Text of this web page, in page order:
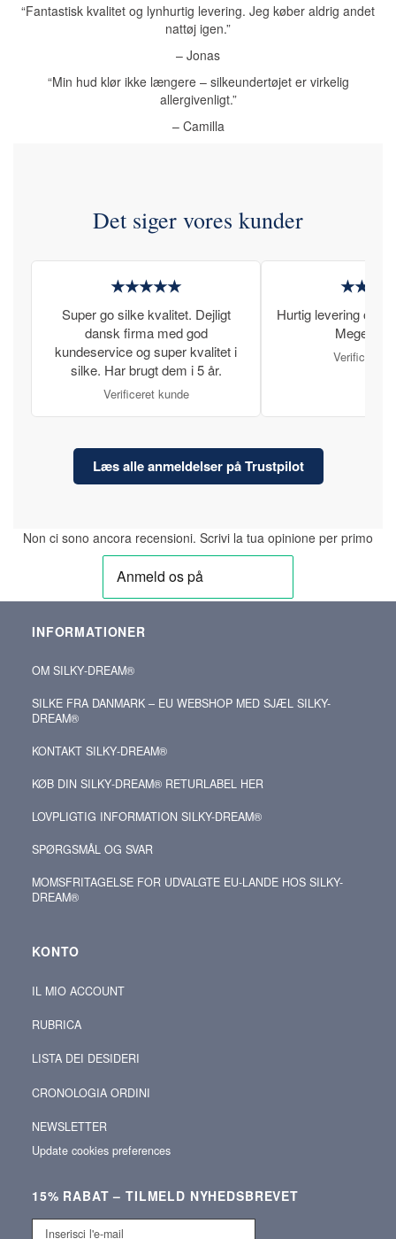
“Fantastisk kvalitet og lynhurtig levering. Jeg køber aldrig andet
nattøj igen.”
– Jonas
“Min hud klør ikke længere – silkeundertøjet er virkelig
allergivenligt.”
– Camilla
Det siger vores kunder
★★★★★
Super go silke kvalitet. Dejligt
dansk firma med god
kundeservice og super kvalitet i
silke. Har brugt dem i 5 år.
Verificeret kunde
Hurtig levering og
Meget
Verificeret
Læs alle anmeldelser på Trustpilot
Non ci sono ancora recensioni. Scrivi la tua opinione per primo
INFORMATIONER
OM SILKY‑DREAM®
SILKE FRA DANMARK – EU WEBSHOP MED SJÆL SILKY-
DREAM®
KONTAKT SILKY‑DREAM®
KØB DIN SILKY‑DREAM® RETURLABEL HER
LOVPLIGTIG INFORMATION SILKY-DREAM®
SPØRGSMÅL OG SVAR
MOMSFRITAGELSE FOR UDVALGTE EU-LANDE HOS SILKY-
DREAM®
KONTO
IL MIO ACCOUNT
RUBRICA
LISTA DEI DESIDERI
CRONOLOGIA ORDINI
NEWSLETTER
Update cookies preferences
15% RABAT – TILMELD NYHEDSBREVET
Inserisci